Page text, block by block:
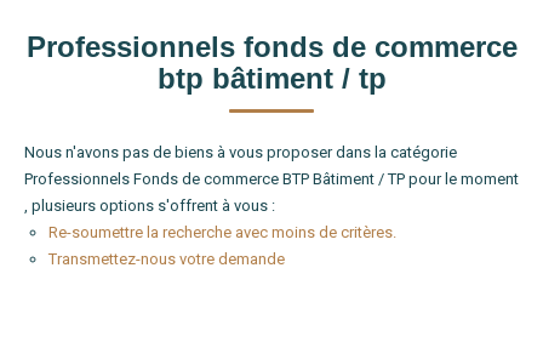
Localité
Professionnels fonds de commerce
btp bâtiment / tp
Nous n'avons pas de biens à vous proposer dans la catégorie
Professionnels Fonds de commerce BTP Bâtiment / TP pour le moment
, plusieurs options s'offrent à vous :
Re-soumettre la recherche avec moins de critères.
Transmettez-nous votre demande